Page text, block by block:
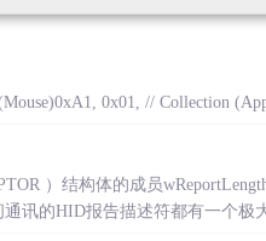
0x01, // Collection
）结构体的成员
讯的HID报告描述符都有一个极